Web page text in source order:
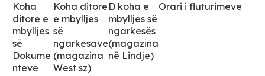
Koha
ditore e
mbylljes
së
Dokume
nteve
Koha ditore
e mbylljes
së
ngarkesave
(magazina
West sz)
D koha e
mbylljes së
ngarkesës
(magazina
në Lindje)
Orari i fluturimeve